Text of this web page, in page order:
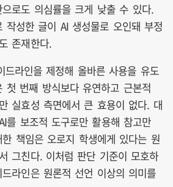
로도 의심률을 크게 낮출 수 있다.
작성한 글이 AI 생성물로 오인돼 부정
존재한다.
드라인을 제정해 올바른 사용을 유도
첫 번째 방식보다 유연하고 근본적
실효성 측면에서 큰 효용이 없다. 대
를 보조적 도구로만 활용해 참고만
책임은 오로지 학생에게 있다는 원
그친다. 이처럼 판단 기준이 모호하
라인은 원론적 선언 이상의 의미를